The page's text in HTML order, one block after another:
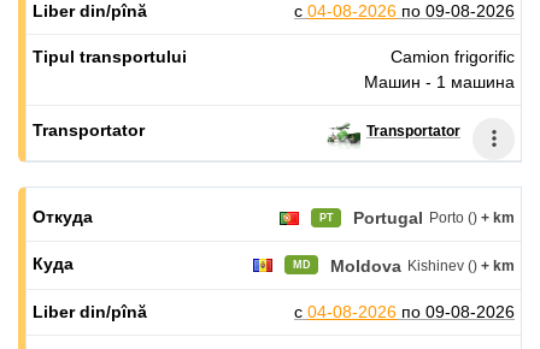
с 04-08-2026 по 09-08-2026
Camion frigorific
Машин - 1 машина
Transportator
PT Portugal Porto () + km
MD Moldova Kishinev () + km
с 04-08-2026 по 09-08-2026